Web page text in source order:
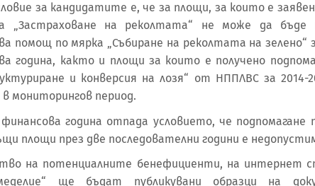
за кандидатите е, че за площи, за които е
„Застраховане на реколтата“ не може да бъде
помощ по мярка „Събиране на реколтата на зелено“
година, както и площи за които е получено
и конверсия на лозя“ от НППЛВС за 2014-
мониторингов период.
година отпада условието, че подпомагане
площи през две последователни години е
на потенциалните бенефициенти, на интернет
ще бъдат публикувани образци на